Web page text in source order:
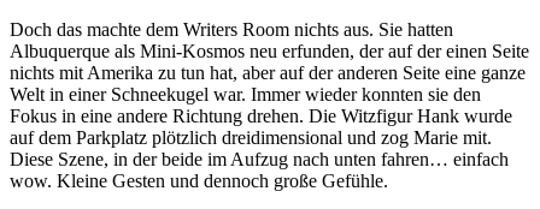
Doch das machte dem Writers Room nichts aus. Sie hatten
Albuquerque als Mini-Kosmos neu erfunden, der auf der einen Seite
nichts mit Amerika zu tun hat, aber auf der anderen Seite eine ganze
Welt in einer Schneekugel war. Immer wieder konnten sie den
Fokus in eine andere Richtung drehen. Die Witzfigur Hank wurde
auf dem Parkplatz plötzlich dreidimensional und zog Marie mit.
Diese Szene, in der beide im Aufzug nach unten fahren… einfach
wow. Kleine Gesten und dennoch große Gefühle.